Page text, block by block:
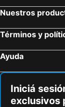
Catedral del
Hutton-in-the-
Biblioteca del
Coventry Airport
Chatsworth
Victoria Square
Nuestros
Términos y
Ayuda
Iniciá
exclusivos